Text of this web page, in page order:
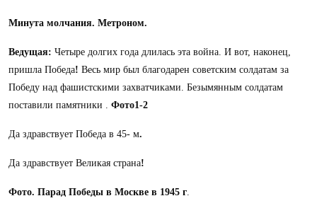
Минута молчания. Метроном.
Ведущая: Четыре долгих года длилась эта война. И вот, наконец,
пришла Победа! Весь мир был благодарен советским солдатам за
Победу над фашистскими захватчиками. Безымянным солдатам
поставили памятники . Фото1-2
Да здравствует Победа в 45- м.
Да здравствует Великая страна!
Фото. Парад Победы в Москве в 1945 г.